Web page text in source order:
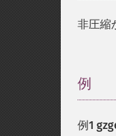
非圧縮
例
例1